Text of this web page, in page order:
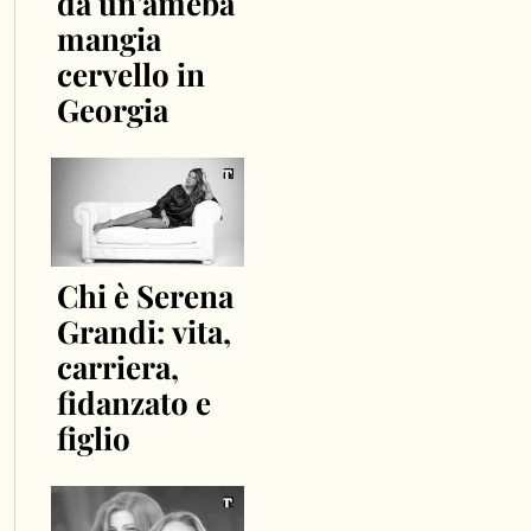
mangia
cervello in
Georgia
Chi è Serena
Grandi: vita,
carriera,
fidanzato e
figlio